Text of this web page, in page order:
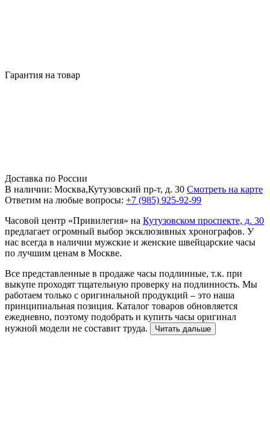
Гарантия на товар
Доставка по России
В наличии: Москва,Кутузовский пр-т, д. 30 Смотреть на карте
Ответим на любые вопросы: +7 (985) 925-92-99
Часовой центр «Привилегия» на Кутузовском проспекте, д. 30
предлагает огромный выбор эксклюзивных хронографов. У
нас всегда в наличии мужские и женские швейцарские часы
по лучшим ценам в Москве.
Все представленные в продаже часы подлинные, т.к. при
выкупе проходят тщательную проверку на подлинность. Мы
работаем только с оригинальной продукций – это наша
принципиальная позиция. Каталог товаров обновляется
ежедневно, поэтому подобрать и купить часы оригинал
нужной модели не составит труда.
Читать дальше